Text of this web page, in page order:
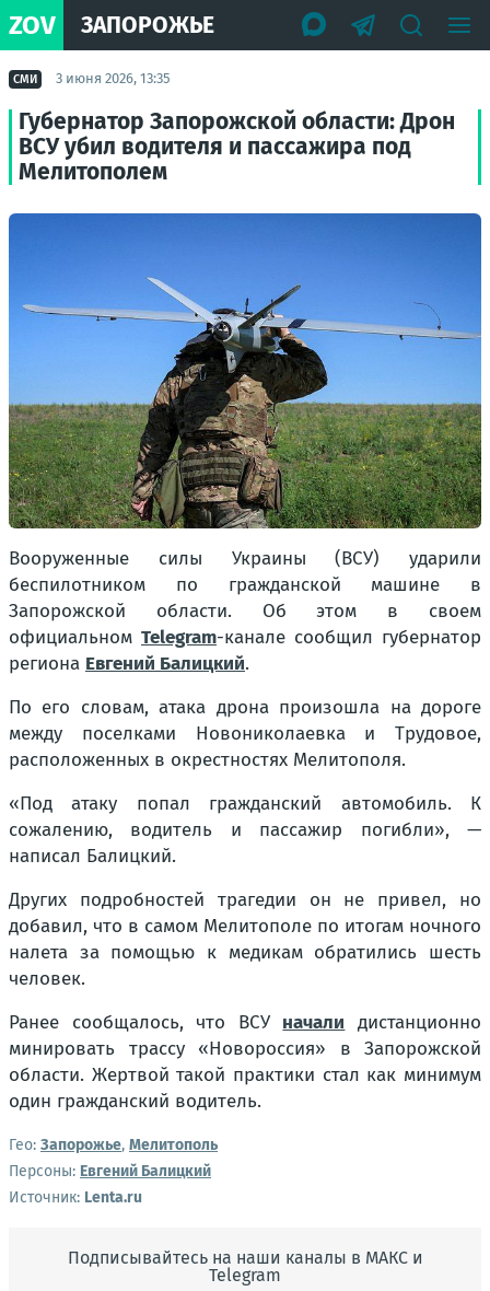
ZOV ЗАПОРОЖЬЕ
СМИ 3 июня 2026, 13:35
Губернатор Запорожской области: Дрон
ВСУ убил водителя и пассажира под
Мелитополем
Вооруженные силы Украины (ВСУ) ударили
беспилотником по гражданской машине в
Запорожской области. Об этом в своем
официальном Telegram-канале сообщил губернатор
региона Евгений Балицкий.
По его словам, атака дрона произошла на дороге
между поселками Новониколаевка и Трудовое,
расположенных в окрестностях Мелитополя.
«Под атаку попал гражданский автомобиль. К
сожалению, водитель и пассажир погибли», —
написал Балицкий.
Других подробностей трагедии он не привел, но
добавил, что в самом Мелитополе по итогам ночного
налета за помощью к медикам обратились шесть
человек.
Ранее сообщалось, что ВСУ начали дистанционно
минировать трассу «Новороссия» в Запорожской
области. Жертвой такой практики стал как минимум
один гражданский водитель.
Гео: Запорожье, Мелитополь
Персоны: Евгений Балицкий
Источник: Lenta.ru
Подписывайтесь на наши каналы в МАКС и
Telegram